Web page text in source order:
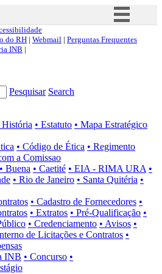
Simplifique!
Acesso à informação
Canais
do RH | Webmail | Perguntas Frequentes
INB |
Pesquisar Search
História • Estatuto • Mapa Estratégico
• Código de Ética • Regimento
a Comissao
• Buena • Caetité • EIA - RIMA URA •
• Rio de Janeiro • Santa Quitéria •
• Cadastro de Fornecedores •
• Extratos • Pré-Qualificação •
• Credenciamento • Avisos •
de Licitações e Contratos •
INB • Concurso •